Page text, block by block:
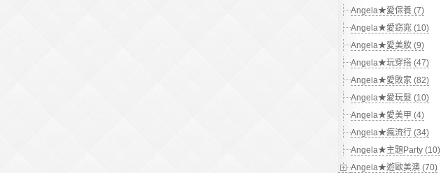
Angela★愛保養 (7)
Angela★愛窈窕 (10)
Angela★愛美妝 (9)
Angela★玩穿搭 (47)
Angela★愛敗家 (82)
Angela★愛玩髮 (10)
Angela★愛美甲 (4)
Angela★瘋流行 (34)
Angela★主題Party (10)
Angela★遊歐美澳 (70)